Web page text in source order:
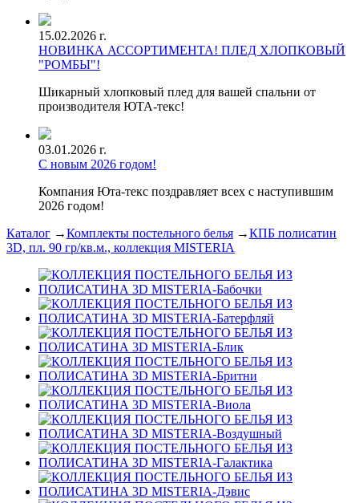
15.02.2026 г.
НОВИНКА АССОРТИМЕНТА! ПЛЕД ХЛОПКОВЫЙ
"РОМБЫ"!
Шикарный хлопковый плед для вашей спальни от
производителя ЮТА-текс!
03.01.2026 г.
С новым 2026 годом!
Компания Юта-текс поздравляет всех с наступившим
2026 годом!
Каталог →Комплекты постельного белья →КПБ полисатин
3D, пл. 90 гр/кв.м., коллекция MISTERIA